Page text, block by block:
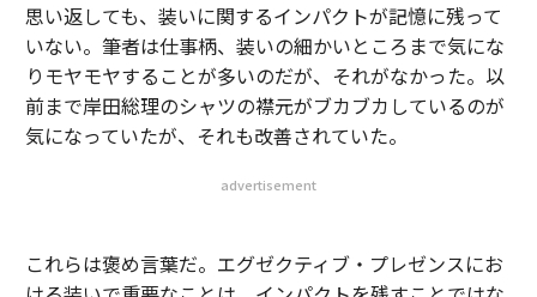
思い返しても、装いに関するインパクトが記憶に残って
いない。筆者は仕事柄、装いの細かいところまで気にな
りモヤモヤすることが多いのだが、それがなかった。以
前まで岸田総理のシャツの襟元がブカブカしているのが
気になっていたが、それも改善されていた。
advertisement
これらは褒め言葉だ。エグゼクティブ・プレゼンスにお